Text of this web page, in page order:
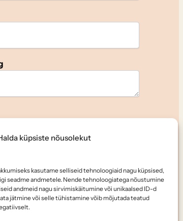
küpsiste nõusolekut
kasutame selliseid tehnoloogiaid nagu küpsised,
seadme andmetele. Nende tehnoloogiatega nõustumine
andmeid nagu sirvimiskäitumine või unikaalsed ID-d
jätmine või selle tühistamine võib mõjutada teatud